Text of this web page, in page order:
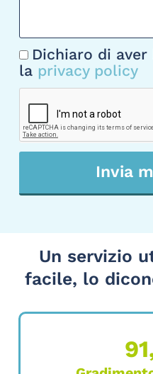
Dichiaro di
la privacy policy
Invia
Un servizio
facile, lo